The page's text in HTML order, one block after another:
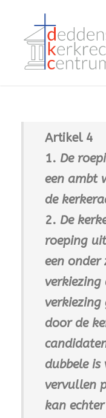
Artikel 4
1. De
een ambt
de
2. De
roeping
een onder
verkiezing
door de
dubbele
vervullen
kan